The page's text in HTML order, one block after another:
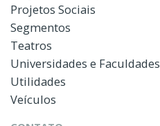
Projetos Sociais
Segmentos
Teatros
Universidades e Faculdades
Utilidades
Veículos